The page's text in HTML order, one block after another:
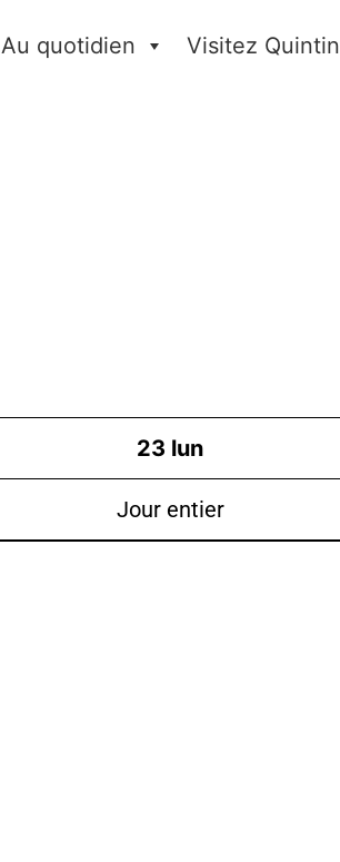
Au quotidien Visitez Quintin
23 lun
Jour entier